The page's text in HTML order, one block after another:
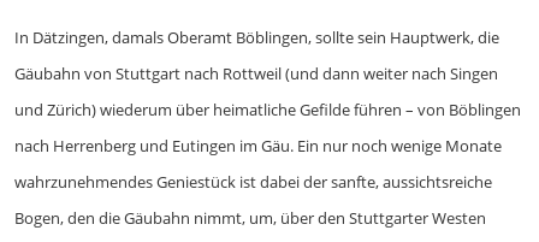
In Dätzingen, damals Oberamt Böblingen, sollte sein Hauptwerk, die
Gäubahn von Stuttgart nach Rottweil (und dann weiter nach Singen
und Zürich) wiederum über heimatliche Gefilde führen – von Böblingen
nach Herrenberg und Eutingen im Gäu. Ein nur noch wenige Monate
wahrzunehmendes Geniestück ist dabei der sanfte, aussichtsreiche
Bogen, den die Gäubahn nimmt, um, über den Stuttgarter Westen